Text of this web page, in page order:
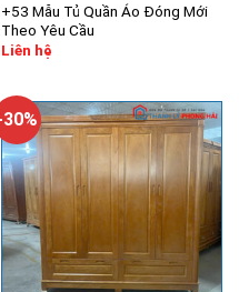
+53 Mẫu Tủ Quần Áo Đóng Mới
Theo Yêu Cầu
Liên hệ
30%